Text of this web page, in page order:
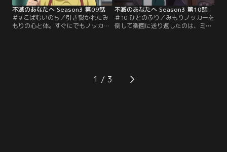
不滅のあなたへ Season3 第09話
＃9 こばむいのち／引き裂かれたみ
もりの心と体。すぐにでもノッカー
の覚悟でみもりに訴えかける。みも
りの心を救えるのは、ひろとしか、
不滅のあなたへ Season3 第10話
＃10 ひとのふり／みもりノッカーを
倒して楽園に送り返したのは、ミズ
手との再会を果たす。守護団とノッ
カー、数百年に渡るその目的が明ら
1